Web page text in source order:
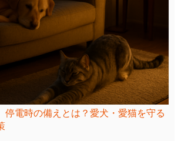
停電時の備えとは？愛犬・愛猫を守る